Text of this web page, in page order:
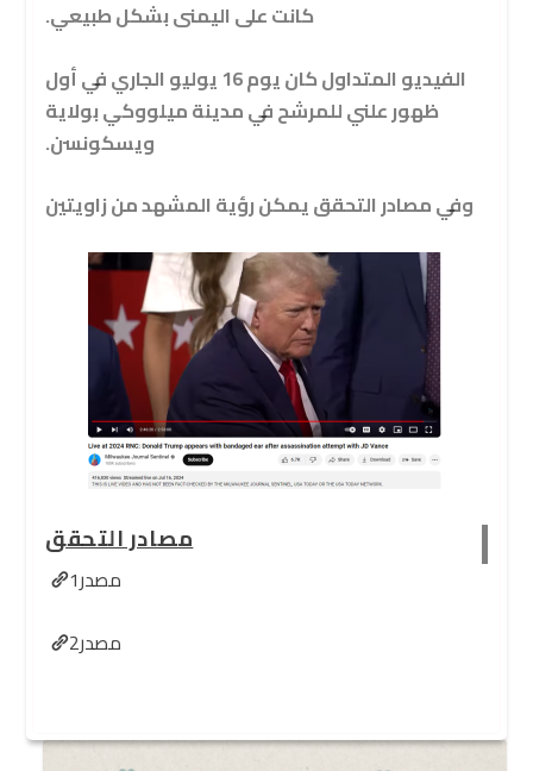
كانت على اليمنى بشكل طبيعي.
الفيديو المتداول كان يوم 16 يوليو الجاري في أول
ظهور علني للمرشح في مدينة ميلووكي بولاية
ويسكونسن.
وفي مصادر التحقق يمكن رؤية المشهد من زاويتين
مصادر التحقق
مصدر1
مصدر2